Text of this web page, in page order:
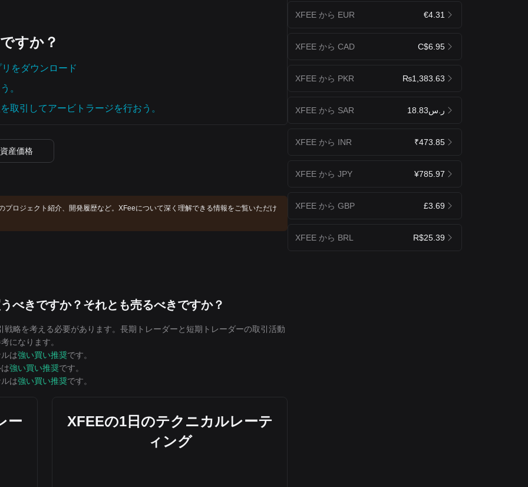
すか？
をダウンロード
。
取引してアービトラージを行おう。
産価格
プロジェクト紹介、開発履歴など。XFeeについて深く理解できる情報をご覧いただけ
べきですか？それとも売るべきですか？
略を考える必要があります。長期トレーダーと短期トレーダーの取引活動
になります。
は強い買い推奨です。
強い買い推奨です。
は強い買い推奨です。
ー
XFEEの1日のテクニカルレーテ
ィング
XFEE から EUR €4.31
XFEE から CAD C$6.95
XFEE から PKR ₨1,383.63
XFEE から SAR ر.س18.83
XFEE から INR ₹473.85
XFEE から JPY ¥785.97
XFEE から GBP £3.69
XFEE から BRL R$25.39